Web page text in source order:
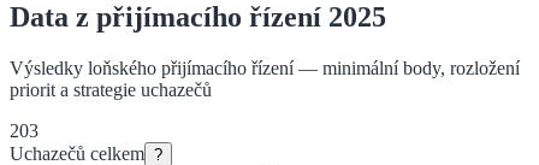
Data z přijímacího řízení 2025
Výsledky loňského přijímacího řízení — minimální body, rozložení
priorit a strategie uchazečů
203
Uchazečů celkem ?